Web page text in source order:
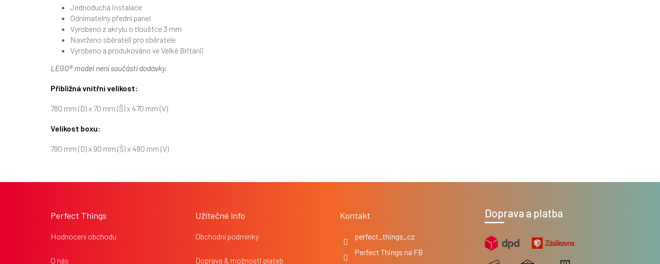
Jednoduchá instalace
Odnímatelný přední panel
Vyrobeno z akrylu o tloušťce 3 mm
Navrženo sběrateli pro sběratele
Vyrobeno a produkováno ve Velké Británii
LEGO® model není součástí dodávky.
Přibližná vnitřní velikost:
780 mm (D) x 70 mm (Š) x 470 mm (V)
Velikost boxu:
790 mm (D) x 90 mm (Š) x 480 mm (V)
Perfect Things
Hodnocení obchodu
O nás
Užitečné info
Obchodní podmínky
Doprava & možnosti plateb
Kontakt
Perfect Things na FB
perfect_things_cz
Doprava a platba